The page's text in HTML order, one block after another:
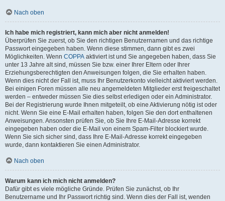
Nach oben
Ich habe mich registriert, kann mich aber nicht anmelden!
Überprüfen Sie zuerst, ob Sie den richtigen Benutzernamen und das richtige
Passwort eingegeben haben. Wenn diese stimmen, dann gibt es zwei
Möglichkeiten. Wenn COPPA aktiviert ist und Sie angegeben haben, dass Sie
unter 13 Jahre alt sind, müssen Sie bzw. einer Ihrer Eltern oder Ihrer
Erziehungsberechtigten den Anweisungen folgen, die Sie erhalten haben.
Wenn dies nicht der Fall ist, muss Ihr Benutzerkonto vielleicht aktiviert werden.
Bei einigen Foren müssen alle neu angemeldeten Mitglieder erst freigeschaltet
werden – entweder müssen Sie dies selbst erledigen oder ein Administrator.
Bei der Registrierung wurde Ihnen mitgeteilt, ob eine Aktivierung nötig ist oder
nicht. Wenn Sie eine E-Mail erhalten haben, folgen Sie den dort enthaltenen
Anweisungen. Ansonsten prüfen Sie, ob Sie Ihre E-Mail-Adresse korrekt
eingegeben haben oder die E-Mail von einem Spam-Filter blockiert wurde.
Wenn Sie sich sicher sind, dass Ihre E-Mail-Adresse korrekt eingegeben
wurde, dann kontaktieren Sie einen Administrator.
Nach oben
Warum kann ich mich nicht anmelden?
Dafür gibt es viele mögliche Gründe. Prüfen Sie zunächst, ob Ihr
Benutzername und Ihr Passwort richtig sind. Wenn dies der Fall ist, wenden